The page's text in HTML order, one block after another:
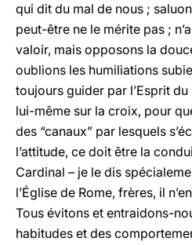
qui dit du mal de nous ;
peut-être ne le mérite pas ;
valoir, mais opposons la
oublions les humiliations
toujours guider par l’Esprit du
lui-même sur la croix, pour
des “canaux” par lesquels
l’attitude, ce doit être la
Cardinal – je le dis
l’Église de Rome, frères, il
Tous évitons et entraidons-
habitudes et des